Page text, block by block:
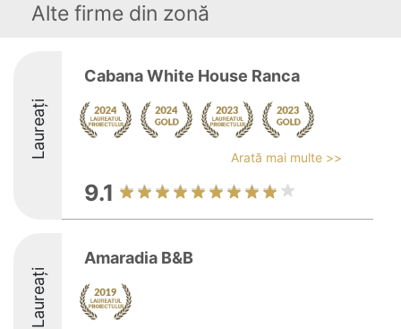
Alte firme din zonă
Laureați
Cabana White House Ranca
Arată mai multe >>
9.1
Laureați
Amaradia B&B